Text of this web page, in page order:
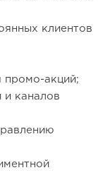
клиентов
промо-акций;
и каналов